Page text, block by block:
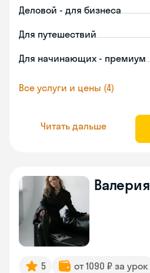
Деловой - для бизнеса
Для путешествий
Для начинающих - премиум
Все услуги и цены (4)
Читать дальше
Валерия
5 от 1090 ₽ за урок